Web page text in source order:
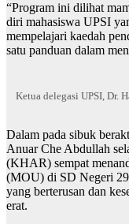
“Program ini dilihat
diri mahasiswa UPSI
mempelajari kaedah
satu panduan dalam
Ketua delegasi UPSI, Dr.
Dalam pada sibuk
Anuar Che Abdullah
(KHAR) sempat
(MOU) di SD Negeri 29
yang berterusan dan
erat.